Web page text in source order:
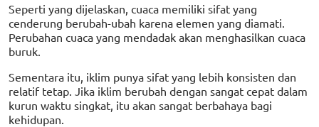
Seperti yang dijelaskan, cuaca memiliki sifat yang
cenderung berubah-ubah karena elemen yang diamati.
Perubahan cuaca yang mendadak akan menghasilkan cuaca
buruk.
Sementara itu, iklim punya sifat yang lebih konsisten dan
relatif tetap. Jika iklim berubah dengan sangat cepat dalam
kurun waktu singkat, itu akan sangat berbahaya bagi
kehidupan.